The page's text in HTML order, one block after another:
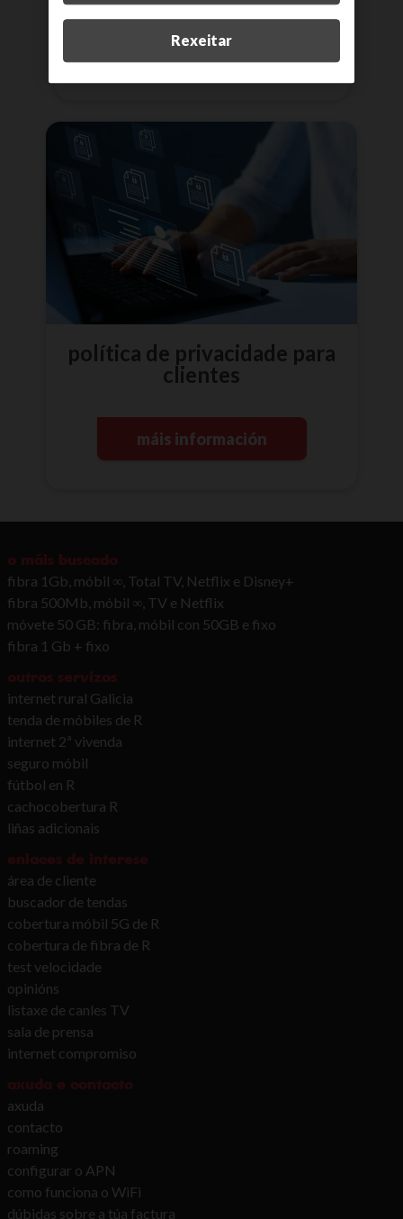
máis información
política de privacidade para
clientes
máis información
o máis buscado
fibra 1Gb, móbil ∞, Total TV, Netflix e Disney+
fibra 500Mb, móbil ∞, TV e Netflix
móvete 50 GB: fibra, móbil con 50GB e fixo
fibra 1 Gb + fixo
outros servizos
internet rural Galicia
tenda de móbiles de R
internet 2ª vivenda
seguro móbil
fútbol en R
cachocobertura R
liñas adicionais
enlaces de interese
área de cliente
buscador de tendas
cobertura móbil 5G de R
cobertura de fibra de R
test velocidade
opinións
listaxe de canles TV
sala de prensa
internet compromiso
axuda e contacto
axuda
contacto
roaming
configurar o APN
como funciona o WiFi
dúbidas sobre a túa factura
Rexeitar